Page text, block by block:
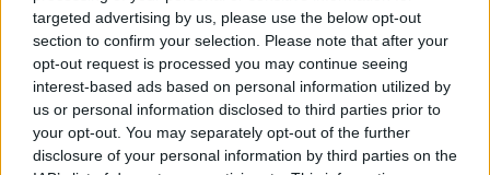
targeted advertising by us, please use the below opt-out
section to confirm your selection. Please note that after your
opt-out request is processed you may continue seeing
interest-based ads based on personal information utilized by
us or personal information disclosed to third parties prior to
your opt-out. You may separately opt-out of the further
disclosure of your personal information by third parties on the
guardia de Puerto del Rosario.